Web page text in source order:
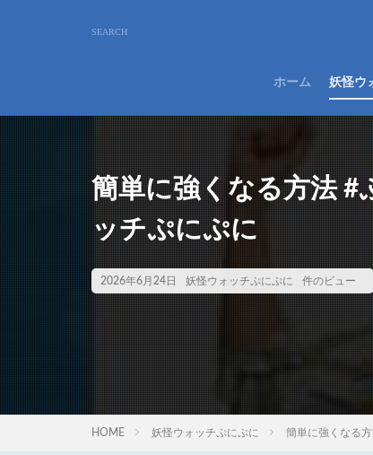
ホーム 妖怪ウ
簡単に強くなる方法 #
ッチぷにぷに
2026年6月24日 妖怪ウォッチぷにぷに 件のビュー
HOME 妖怪ウォッチぷにぷに 簡単に強くなる